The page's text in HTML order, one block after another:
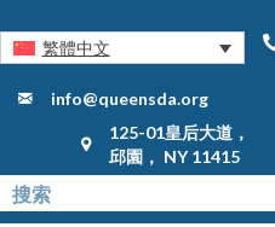
繁體中文
info@queensda.org
125-01皇后大道，
邱園， NY 11415